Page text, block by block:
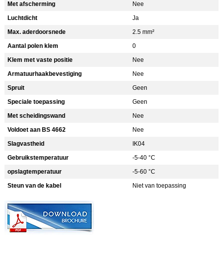
Met afscherming
Nee
Luchtdicht
Ja
Max. aderdoorsnede
2.5 mm²
Aantal polen klem
0
Klem met vaste positie
Nee
Armatuurhaakbevestiging
Nee
Spruit
Geen
Speciale toepassing
Geen
Met scheidingswand
Nee
Voldoet aan BS 4662
Nee
Slagvastheid
IK04
Gebruikstemperatuur
-5-40 °C
opslagtemperatuur
-5-60 °C
Steun van de kabel
Niet van toepassing